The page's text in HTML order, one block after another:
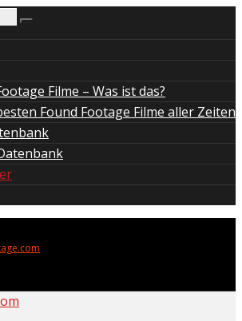
Filme – Was ist das?
Found Footage Filme aller Zeiten